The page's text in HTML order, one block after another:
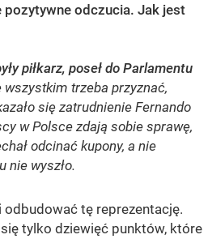
pozytywne odczucia. Jak jest
piłkarz, poseł do Parlamentu
wszystkim trzeba przyznać,
się zatrudnienie Fernando
w Polsce zdają sobie sprawę,
odcinać kupony, a nie
nie wyszło.
odbudować tę reprezentację.
tylko dziewięć punktów, które